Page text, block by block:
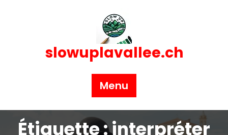
slowuplavallee.ch
Menu
Étiquette :interpréter